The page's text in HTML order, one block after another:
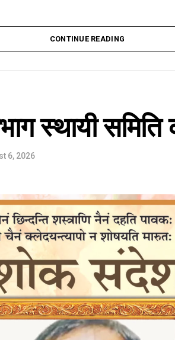
CONTINUE READING
स्थायी
6, 2026